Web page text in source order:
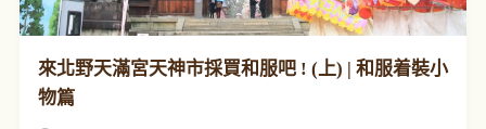
來北野天滿宮天神市採買和服吧 ! (上) | 和服着裝小
物篇